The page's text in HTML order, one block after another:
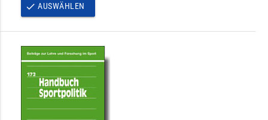
done AUSWÄHLEN